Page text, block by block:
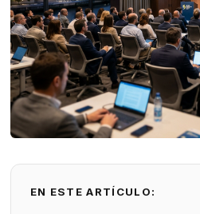
EN ESTE ARTÍCULO: